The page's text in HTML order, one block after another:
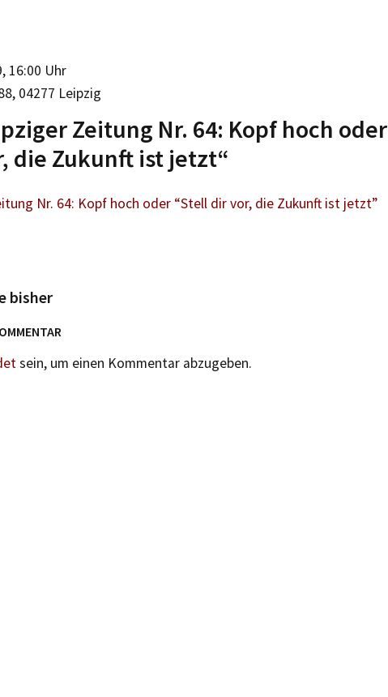
16:00 Uhr
04277 Leipzig
Zeitung Nr. 64: Kopf hoch oder
die Zukunft ist jetzt“
Nr. 64: Kopf hoch oder “Stell dir vor, die Zukunft ist jetzt”
bisher
sein, um einen Kommentar abzugeben.